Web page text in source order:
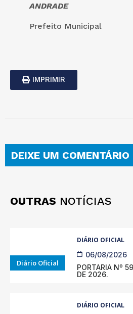
ANDRADE
Prefeito Municipal
IMPRIMIR
DEIXE UM COMENTÁRIO
OUTRAS NOTÍCIAS
Diário Oficial
DIÁRIO OFICIAL
06/08/2026
PORTARIA Nº
DE 2026.
DIÁRIO OFICIAL